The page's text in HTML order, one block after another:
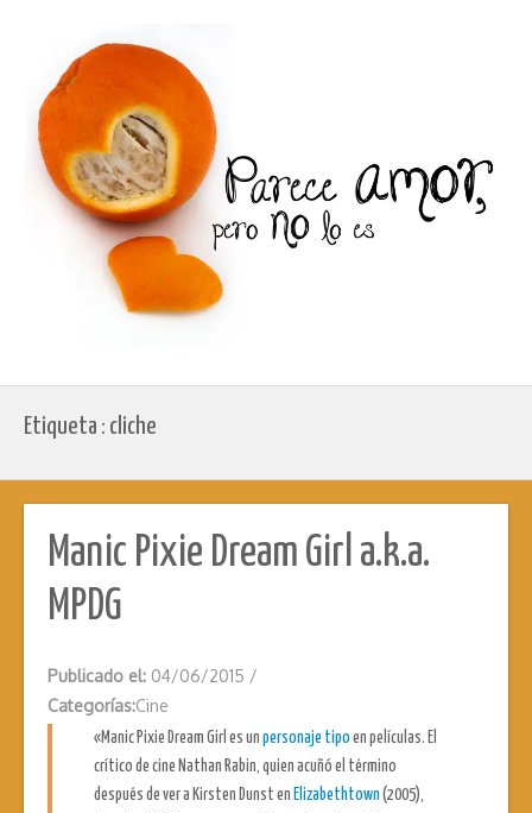
Etiqueta : cliche
Manic Pixie Dream Girl a.k.a.
MPDG
Publicado el: 04/06/2015 /
Categorías:Cine
«Manic Pixie Dream Girl es un personaje tipo en películas. El
crítico de cine Nathan Rabin, quien acuñó el término
después de ver a Kirsten Dunst en Elizabethtown (2005),